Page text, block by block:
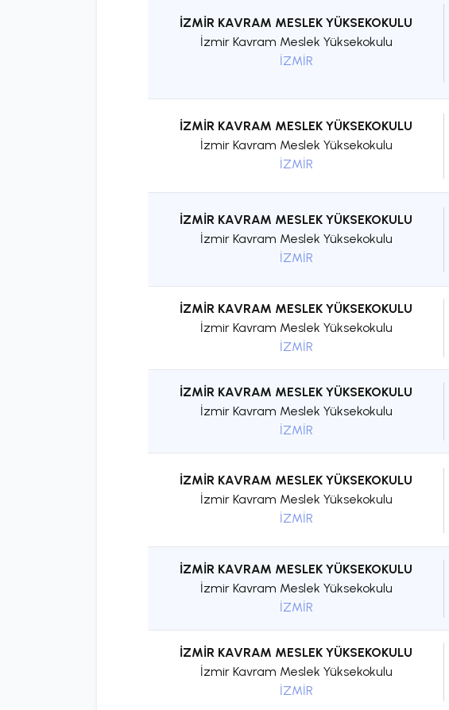
İZMİR KAVRAM MESLEK YÜKSEKOKULU
İzmir Kavram Meslek Yüksekokulu
İZMİR
İZMİR KAVRAM MESLEK YÜKSEKOKULU
İzmir Kavram Meslek Yüksekokulu
İZMİR
İZMİR KAVRAM MESLEK YÜKSEKOKULU
İzmir Kavram Meslek Yüksekokulu
İZMİR
İZMİR KAVRAM MESLEK YÜKSEKOKULU
İzmir Kavram Meslek Yüksekokulu
İZMİR
İZMİR KAVRAM MESLEK YÜKSEKOKULU
İzmir Kavram Meslek Yüksekokulu
İZMİR
İZMİR KAVRAM MESLEK YÜKSEKOKULU
İzmir Kavram Meslek Yüksekokulu
İZMİR
İZMİR KAVRAM MESLEK YÜKSEKOKULU
İzmir Kavram Meslek Yüksekokulu
İZMİR
İZMİR KAVRAM MESLEK YÜKSEKOKULU
İzmir Kavram Meslek Yüksekokulu
İZMİR